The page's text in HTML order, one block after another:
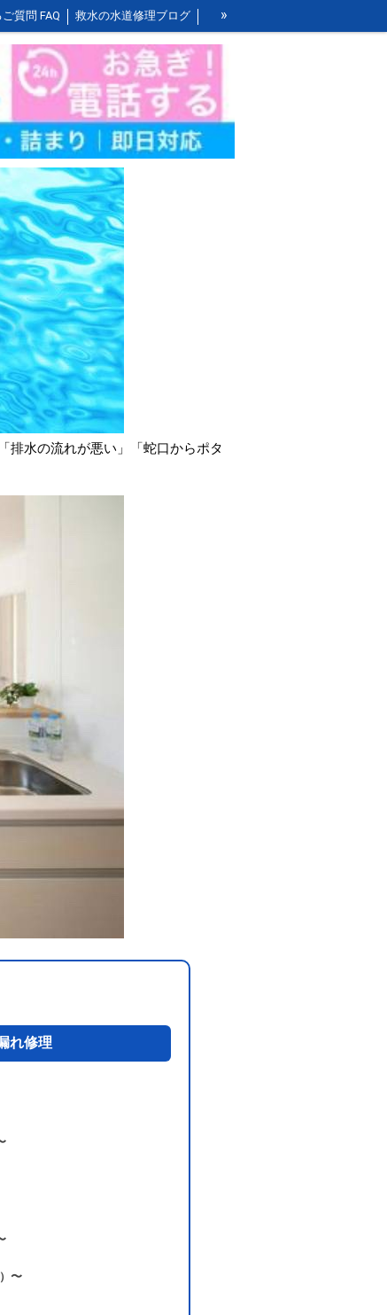
質問 FAQ 救水の水道修理ブログ
お風呂の作業料金 洗面所の作業料金
»
排水の流れが悪い」「蛇口からポタ
れ修理
〜